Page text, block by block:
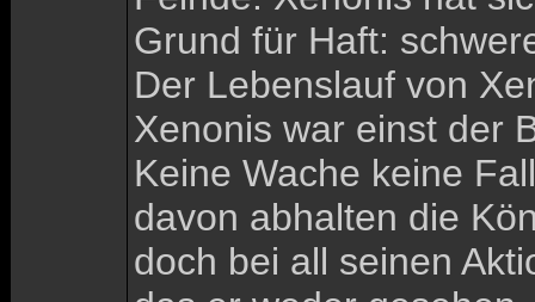
Grund für Haft:
Der Lebenslauf von
Xenonis war einst der
Keine Wache keine
davon abhalten die
doch bei all seinen